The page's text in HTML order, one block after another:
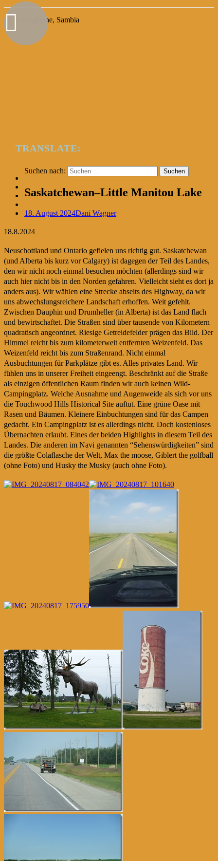
Livingstone, Sambia
TRANSLATE:
Suchen nach:
Saskatchewan–Little Manitou Lake
18. August 2024Dani Wagner
18.8.2024
Neuschottland und Ontario gefielen uns richtig gut. Saskatchewan
(und Alberta bis kurz vor Calgary) ist dagegen der Teil des Landes,
den wir nicht noch einmal besuchen möchten (allerdings sind wir
auch hier nicht bis in den Norden gefahren. Vielleicht sieht es dort ja
anders aus). Wir wählen eine Strecke abseits des Highway, da wir
uns abwechslungsreichere Landschaft erhoffen. Weit gefehlt.
Zwischen Dauphin und Drumheller (in Alberta) ist das Land flach
und bewirtschaftet. Die Straßen sind über tausende von Kilometern
quadratisch angeordnet. Riesige Getreidefelder prägen das Bild. Der
Himmel reicht bis zum kilometerweit entfernten Weizenfeld. Das
Weizenfeld reicht bis zum Straßenrand. Nicht einmal
Ausbuchtungen für Parkplätze gibt es. Alles privates Land. Wir
fühlen uns in unserer Freiheit eingeengt. Beschränkt auf die Straße
als einzigen öffentlichen Raum finden wir auch keinen Wild-
Campingplatz. Welche Ausnahme und Augenweide als sich vor uns
die Touchwood Hills Historical Site auftut. Eine grüne Oase mit
Rasen und Bäumen. Kleinere Einbuchtungen sind für das Campen
gedacht. Ein Campingplatz ist es allerdings nicht. Doch kostenloses
Übernachten erlaubt. Eines der beiden Highlights in diesem Teil des
Landes. Die anderen im Navi genannten “Sehenswürdigkeiten” sind
die größte Colaflasche der Welt, Max the moose, Giblert the golfball
(ohne Foto) und Husky the Musky (auch ohne Foto).